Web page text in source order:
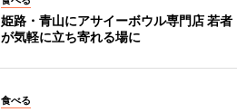
姫路・青山にアサイーボウル専門店 若者
が気軽に立ち寄れる場に
食べる